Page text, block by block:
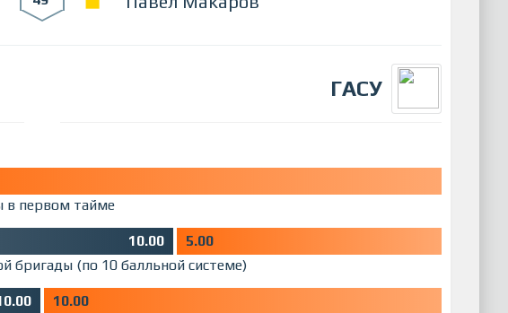
ГАСУ
в первом тайме
10.00
5.00
бригады (по 10 балльной системе)
10.00